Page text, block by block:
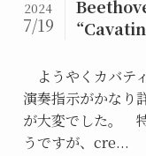
2024
7/19
ようやくカバテ
演奏指示がかなり
が大変でした。
うですが、cre...